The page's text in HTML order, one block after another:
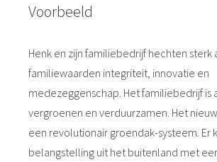
Voorbeeld
Henk en zijn familiebedrijf hechten sterk
familiewaarden integriteit, innovatie en
medezeggenschap. Het familiebedrijf is
vergroenen en verduurzamen. Het
een revolutionair groendak-systeem. Er
belangstelling uit het buitenland met